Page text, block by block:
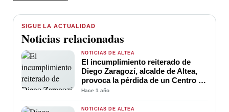
SIGUE LA ACTUALIDAD
Noticias relacionadas
NOTICIAS DE ALTEA
El incumplimiento reiterado de
Diego Zaragozí, alcalde de Altea,
provoca la pérdida de un Centro de
Día comarcal
Hace 1 año
NOTICIAS DE ALTEA